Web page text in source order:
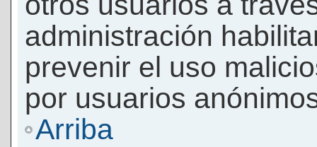
administración
prevenir el uso
por usuarios
Arriba